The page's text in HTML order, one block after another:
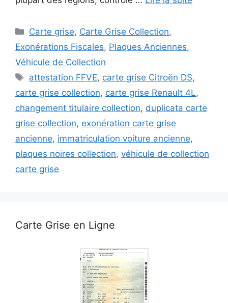
Catégories
Carte grise, Carte Grise Collection,
Exonérations Fiscales, Plaques Anciennes,
Véhicule de Collection
Étiquettes
attestation FFVE, carte grise Citroën DS,
carte grise collection, carte grise Renault 4L,
changement titulaire collection, duplicata carte
grise collection, exonération carte grise
ancienne, immatriculation voiture ancienne,
plaques noires collection, véhicule de collection
carte grise
Carte Grise en Ligne